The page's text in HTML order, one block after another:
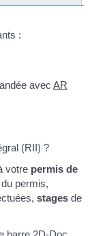
:
avec AR
(RII) ?
votre permis de
du permis,
stages de